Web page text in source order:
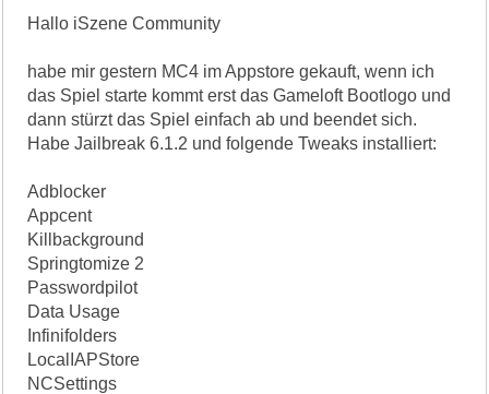
Hallo iSzene Community
habe mir gestern MC4 im Appstore gekauft, wenn ich
das Spiel starte kommt erst das Gameloft Bootlogo und
dann stürzt das Spiel einfach ab und beendet sich.
Habe Jailbreak 6.1.2 und folgende Tweaks installiert:
Adblocker
Appcent
Killbackground
Springtomize 2
Passwordpilot
Data Usage
Infinifolders
LocalIAPStore
NCSettings